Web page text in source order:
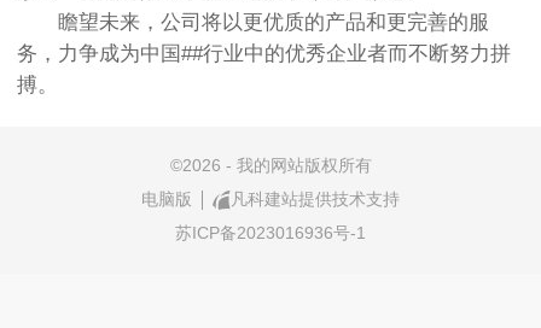
瞻望未来，公司将以更优质的产品和更完善的服
务，力争成为中国##行业中的优秀企业者而不断努力拼
搏。
©2026 - 我的网站版权所有
电脑版
凡科建站提供技术支持
苏ICP备2023016936号-1